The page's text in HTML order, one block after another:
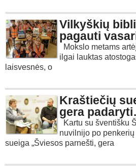
Vilkyškių
pagauti
Mokslo metams
ilgai lauktas
laisvesnės, o
Kraštiečių
gera
Kartu su šventišku
nuvilnijo po
sueiga „Šviesos parnešti, gera